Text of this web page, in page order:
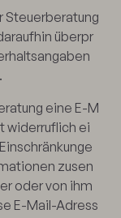
Steuerberatung
überpr
eine E-M
widerruflich ei
zusen
oder von ihm
E-Mail-Adress